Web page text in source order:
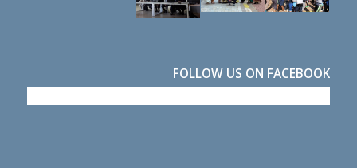
FOLLOW US ON FACEBOOK